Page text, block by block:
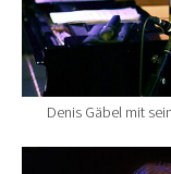
Denis Gäbel mit
Show larger